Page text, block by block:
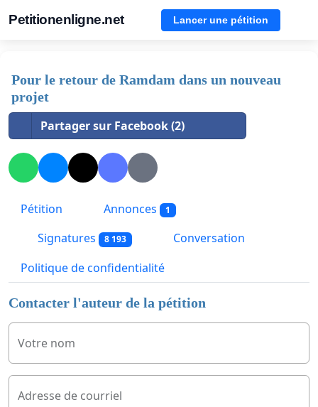
Petitionenligne.net Lancer une pétition
Pour le retour de Ramdam dans un nouveau
projet
Partager sur Facebook (2)
Pétition Annonces 1
Signatures 8 193
Conversation
Politique de confidentialité
Contacter l'auteur de la pétition
Votre nom
Adresse de courriel